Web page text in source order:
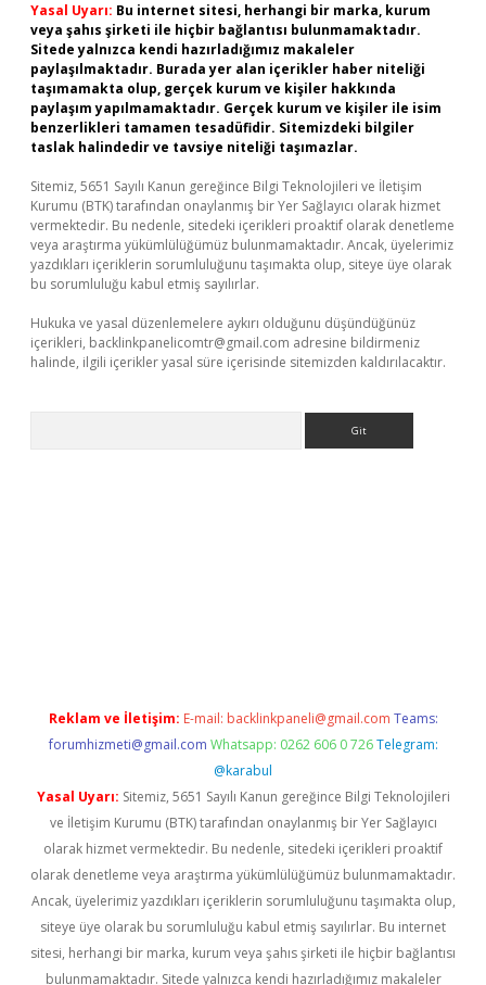
Yasal Uyarı: Bu internet sitesi, herhangi bir marka, kurum
veya şahıs şirketi ile hiçbir bağlantısı bulunmamaktadır.
Sitede yalnızca kendi hazırladığımız makaleler
paylaşılmaktadır. Burada yer alan içerikler haber niteliği
taşımamakta olup, gerçek kurum ve kişiler hakkında
paylaşım yapılmamaktadır. Gerçek kurum ve kişiler ile isim
benzerlikleri tamamen tesadüfidir. Sitemizdeki bilgiler
taslak halindedir ve tavsiye niteliği taşımazlar.
Sitemiz, 5651 Sayılı Kanun gereğince Bilgi Teknolojileri ve İletişim
Kurumu (BTK) tarafından onaylanmış bir Yer Sağlayıcı olarak hizmet
vermektedir. Bu nedenle, sitedeki içerikleri proaktif olarak denetleme
veya araştırma yükümlülüğümüz bulunmamaktadır. Ancak, üyelerimiz
yazdıkları içeriklerin sorumluluğunu taşımakta olup, siteye üye olarak
bu sorumluluğu kabul etmiş sayılırlar.
Hukuka ve yasal düzenlemelere aykırı olduğunu düşündüğünüz
içerikleri, backlinkpanelicomtr@gmail.com adresine bildirmeniz
halinde, ilgili içerikler yasal süre içerisinde sitemizden kaldırılacaktır.
Reklam ve İletişim: E-mail: backlinkpaneli@gmail.com Teams:
forumhizmeti@gmail.com Whatsapp: 0262 606 0 726 Telegram:
@karabul
Yasal Uyarı: Sitemiz, 5651 Sayılı Kanun gereğince Bilgi Teknolojileri
ve İletişim Kurumu (BTK) tarafından onaylanmış bir Yer Sağlayıcı
olarak hizmet vermektedir. Bu nedenle, sitedeki içerikleri proaktif
olarak denetleme veya araştırma yükümlülüğümüz bulunmamaktadır.
Ancak, üyelerimiz yazdıkları içeriklerin sorumluluğunu taşımakta olup,
siteye üye olarak bu sorumluluğu kabul etmiş sayılırlar. Bu internet
sitesi, herhangi bir marka, kurum veya şahıs şirketi ile hiçbir bağlantısı
bulunmamaktadır. Sitede yalnızca kendi hazırladığımız makaleler